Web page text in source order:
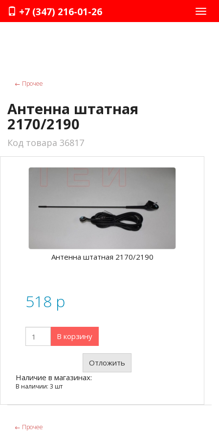
+7 (347) 216-01-26
← Прочее
Антенна штатная
2170/2190
Код товара 36817
Антенна штатная 2170/2190
518 p
В корзину
Отложить
Наличие в магазинах:
В наличии: 3 шт
← Прочее